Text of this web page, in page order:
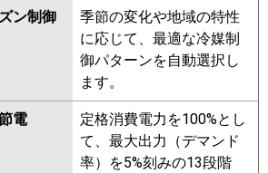
GP80RSHPJ5 RPC-GP80RSHPJ4
RPC-GP80RSHPJ3
FDEV805HKP5SA
FDEV805HKP5S
ン制御
季節の変化や地域の特性
に応じて、最適な冷媒制
御パターンを自動選択し
ます。
電
定格消費電力を100%とし
て、最大出力（デマンド
率）を5%刻みの13段階